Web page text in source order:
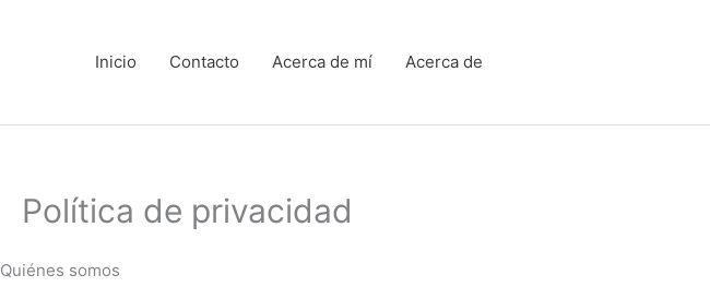
Inicio Contacto Acerca de mí Acerca de
Política de privacidad
Quiénes somos